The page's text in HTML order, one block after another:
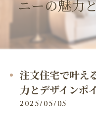
ニーの魅力
注文住宅で叶え
力とデザインポ
2025/05/05